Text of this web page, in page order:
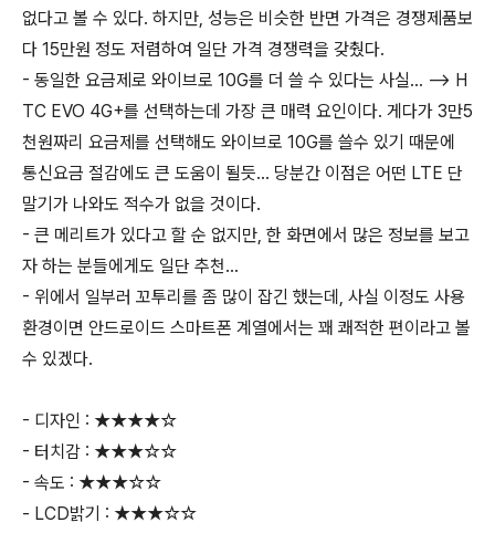
없다고 볼 수 있다. 하지만, 성능은 비슷한 반면 가격은 경쟁제품보
다 15만원 정도 저렴하여 일단 가격 경쟁력을 갖췄다.
- 동일한 요금제로 와이브로 10G를 더 쓸 수 있다는 사실... --> H
TC EVO 4G+를 선택하는데 가장 큰 매력 요인이다. 게다가 3만5
천원짜리 요금제를 선택해도 와이브로 10G를 쓸수 있기 때문에
통신요금 절감에도 큰 도움이 될듯... 당분간 이점은 어떤 LTE 단
말기가 나와도 적수가 없을 것이다.
- 큰 메리트가 있다고 할 순 없지만, 한 화면에서 많은 정보를 보고
자 하는 분들에게도 일단 추천...
- 위에서 일부러 꼬투리를 좀 많이 잡긴 했는데, 사실 이정도 사용
환경이면 안드로이드 스마트폰 계열에서는 꽤 쾌적한 편이라고 볼
수 있겠다.
- 디자인 : ★★★★☆
- 터치감 : ★★★☆☆
- 속도 : ★★★☆☆
- LCD밝기 : ★★★☆☆